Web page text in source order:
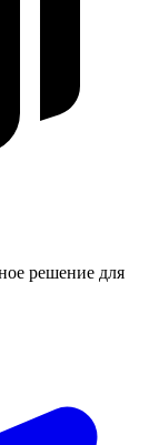
решение для